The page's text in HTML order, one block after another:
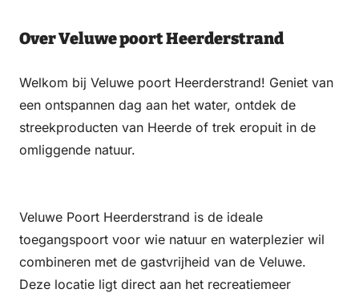
Over Veluwe poort Heerderstrand
Welkom bij Veluwe poort Heerderstrand! Geniet van
een ontspannen dag aan het water, ontdek de
streekproducten van Heerde of trek eropuit in de
omliggende natuur.
Veluwe Poort Heerderstrand is de ideale
toegangspoort voor wie natuur en waterplezier wil
combineren met de gastvrijheid van de Veluwe.
Deze locatie ligt direct aan het recreatiemeer